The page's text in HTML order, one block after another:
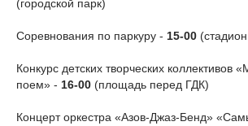
(городской парк)
Соревнования по паркуру - 15-00
Конкурс детских творческих коллективов
поем» - 16-00 (площадь перед ГДК)
Концерт оркестра «Азов-Джаз-Бенд»